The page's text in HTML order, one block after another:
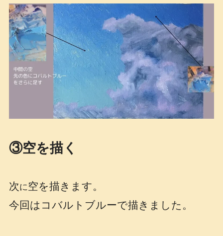
③空を描く
次に空を描きます。
今回はコバルトブルーで描きました。